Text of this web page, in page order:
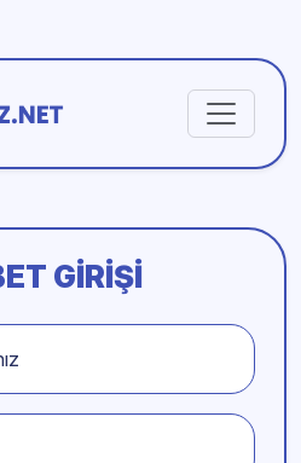
GIRIŞI